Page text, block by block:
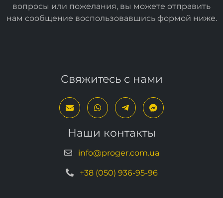
вопросы или пожелания, вы можете отправить
нам сообщение воспользовавшись формой ниже.
Свяжитесь с нами
Наши контакты
info@proger.com.ua
+38 (050) 936-95-96